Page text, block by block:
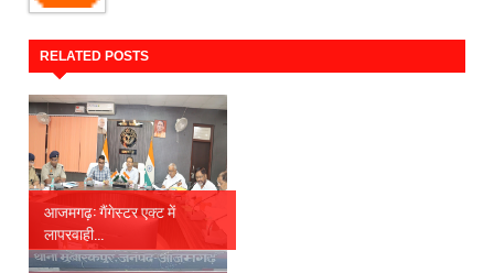
RELATED POSTS
आजमगढ़: गैंगेस्टर एक्ट में
लापरवाही...